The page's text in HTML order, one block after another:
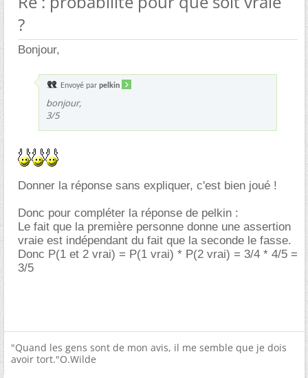
?
Bonjour,
Envoyé par pelkin
bonjour,
3/5
Donner la réponse sans expliquer, c'est bien joué !
Donc pour compléter la réponse de pelkin :
Le fait que la première personne donne une assertion
vraie est indépendant du fait que la seconde le fasse.
Donc P(1 et 2 vrai) = P(1 vrai) * P(2 vrai) = 3/4 * 4/5 =
3/5
"Quand les gens sont de mon avis, il me semble que je dois
avoir tort."O.Wilde